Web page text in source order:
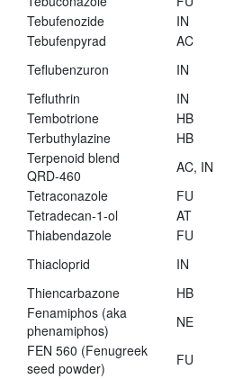
Tebufenozide
IN
Tebufenpyrad
AC
Teflubenzuron
IN
Tefluthrin
IN
Tembotrione
HB
Terbuthylazine
HB
Terpenoid blend
QRD-460
AC, IN
Tetraconazole
FU
Tetradecan-1-ol
AT
Thiabendazole
FU
Thiacloprid
IN
Thiencarbazone
HB
Fenamiphos (aka
phenamiphos)
NE
FEN 560 (Fenugreek
seed powder)
FU